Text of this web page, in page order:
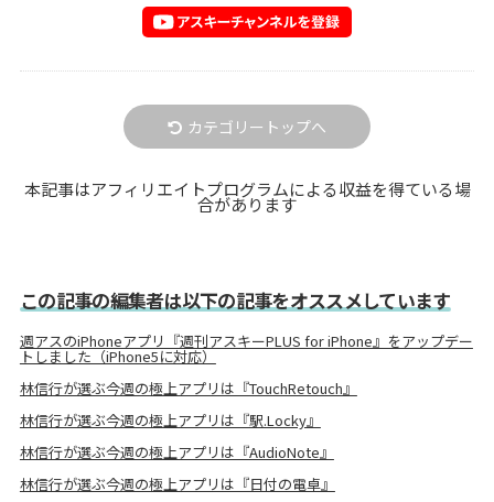
カテゴリートップへ
本記事はアフィリエイトプログラムによる収益を得ている場
合があります
この記事の編集者は以下の記事をオススメしています
週アスのiPhoneアプリ『週刊アスキーPLUS for iPhone』をアップデー
トしました（iPhone5に対応）
林信行が選ぶ今週の極上アプリは『TouchRetouch』
林信行が選ぶ今週の極上アプリは『駅.Locky』
林信行が選ぶ今週の極上アプリは『AudioNote』
林信行が選ぶ今週の極上アプリは『日付の電卓』